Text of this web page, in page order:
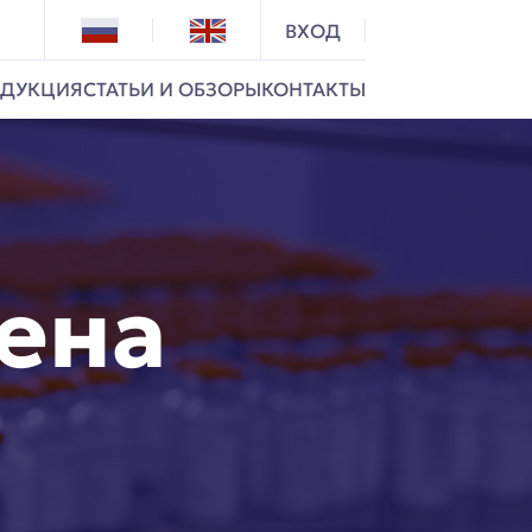
ВХОД
СТАТЬИ И ОБЗОРЫКОНТАКТЫ
КОНТАКТЫ
АДРЕС:
ОКТЯБРЯ, ЗД. 2
ТЕЛЕФОН:
+7 (391) 204-14-77